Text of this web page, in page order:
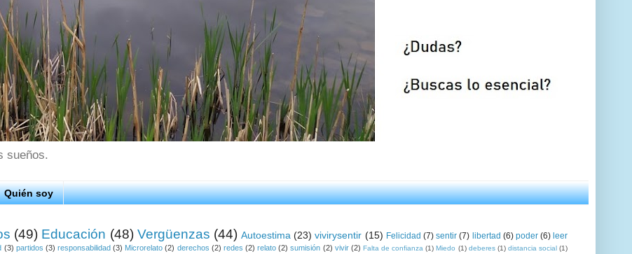
sueños.
Quién soy
(49) Educación (48) Vergüenzas (44) Autoestima (23) vivirysentir (15) Felicidad (7) sentir (7) libertad (6) poder (6) leer
(3) partidos (3) responsabilidad (3) Microrelato (2) derechos (2) redes (2) relato (2) sumisión (2) vivir (2) Falta de confianza (1) Miedo (1) deberes (1) distancia social (1)